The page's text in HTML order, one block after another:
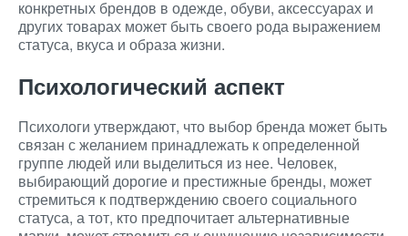
конкретных брендов в одежде, обуви, аксессуарах и
других товарах может быть своего рода выражением
статуса, вкуса и образа жизни.
Психологический аспект
Психологи утверждают, что выбор бренда может быть
связан с желанием принадлежать к определенной
группе людей или выделиться из нее. Человек,
выбирающий дорогие и престижные бренды, может
стремиться к подтверждению своего социального
статуса, а тот, кто предпочитает альтернативные